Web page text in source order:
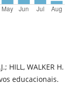
HILL, WALKER H.
educacionais.